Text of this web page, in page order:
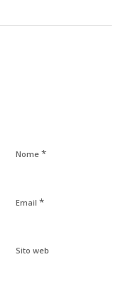
Nome *
Email *
Sito web